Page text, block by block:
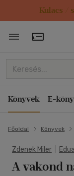
Kulacs /
Könyvek E-
Főoldal Könyvek
Zdenek Miler
A vakond